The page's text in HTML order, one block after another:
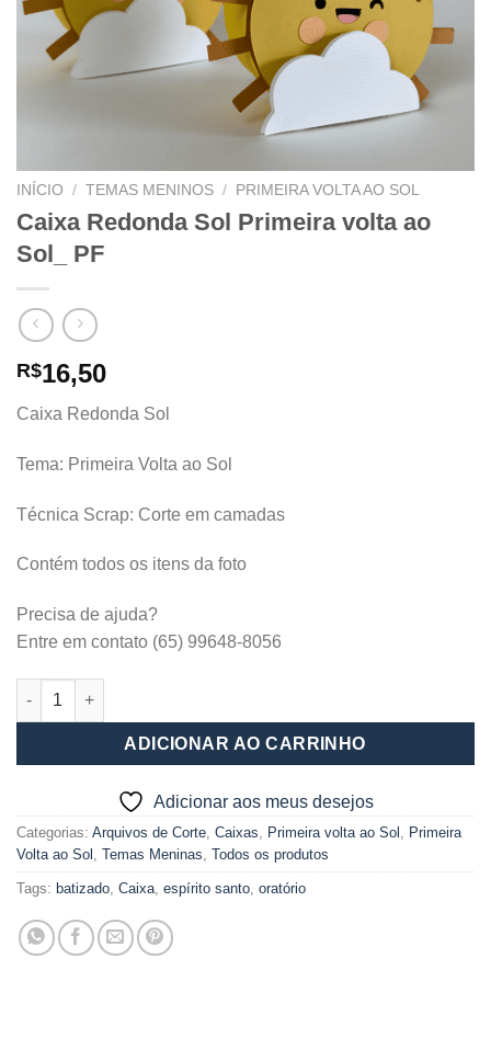
INÍCIO / TEMAS MENINOS / PRIMEIRA VOLTA AO SOL
Caixa Redonda Sol Primeira volta ao
Sol_ PF
R$16,50
Caixa Redonda Sol
Tema: Primeira Volta ao Sol
Técnica Scrap: Corte em camadas
Contém todos os itens da foto
Precisa de ajuda?
Entre em contato (65) 99648-8056
Caixa Redonda Sol Primeira volta ao Sol_ PF quantidade
ADICIONAR AO CARRINHO
Adicionar aos meus desejos
Categorias: Arquivos de Corte Caixas Primeira volta ao Sol
Primeira
Volta ao Sol
Temas Meninas Todos os produtos
Tags: batizado Caixa espírito santo oratório